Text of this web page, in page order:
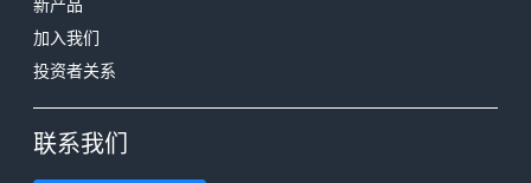
新产品
加入我们
投资者关系
联系我们